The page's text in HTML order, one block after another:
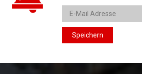
Speichern